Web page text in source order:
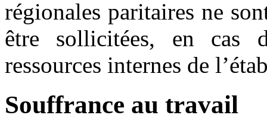
régionales paritaires ne
être sollicitées, en cas
ressources internes de
Souffrance au travail